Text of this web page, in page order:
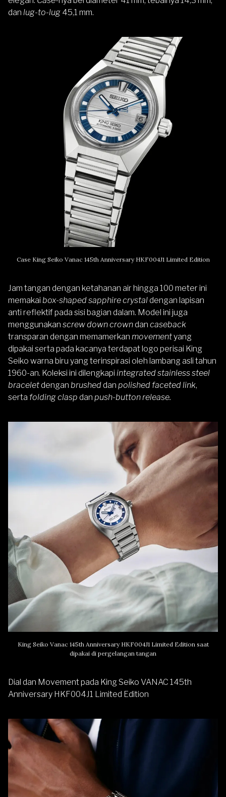
dan lug-to-lug 45,1 mm.
Case King Seiko Vanac 145th Anniversary HKF004J1 Limited Edition
Jam tangan dengan ketahanan air hingga 100 meter ini
memakai box-shaped sapphire crystaldengan lapisan
anti reflektif pada sisi bagian dalam. Model ini juga
menggunakan screw down crowndan caseback
transparan dengan memamerkan movementyang
dipakai serta pada kacanya terdapat logo perisai King
Seiko warna biru yang terinspirasi oleh lambang asli tahun
1960-an. Koleksi ini dilengkapi integrated stainless steel
braceletdengan brusheddan polished faceted link,
serta folding clasp dan push-button release.
King Seiko Vanac 145th Anniversary HKF004J1 Limited Edition saat
dipakai di pergelangan tangan
Dial dan Movement pada King Seiko VANAC 145th
Anniversary HKF004J1 Limited Edition